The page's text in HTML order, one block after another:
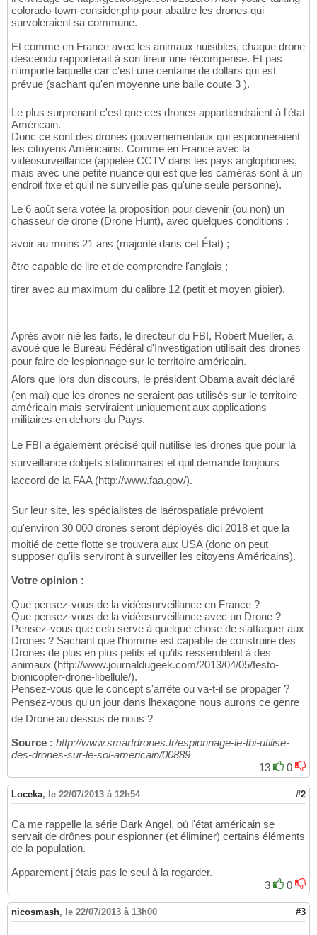
colorado-town-consider.php pour abattre les drones qui
survoleraient sa commune.
Et comme en France avec les animaux nuisibles, chaque drone
descendu rapporterait à son tireur une récompense. Et pas
n'importe laquelle car c'est une centaine de dollars qui est
prévue (sachant qu'en moyenne une balle coute 3 ).
Le plus surprenant c'est que ces drones appartiendraient à l'état
Américain.
Donc ce sont des drones gouvernementaux qui espionneraient
les citoyens Américains. Comme en France avec la
vidéosurveillance (appelée CCTV dans les pays anglophones,
mais avec une petite nuance qui est que les caméras sont à un
endroit fixe et qu'il ne surveille pas qu'une seule personne).
Le 6 août sera votée la proposition pour devenir (ou non) un
chasseur de drone (Drone Hunt), avec quelques conditions :
avoir au moins 21 ans (majorité dans cet État) ;
être capable de lire et de comprendre l'anglais ;
tirer avec au maximum du calibre 12 (petit et moyen gibier).
Après avoir nié les faits, le directeur du FBI, Robert Mueller, a
avoué que le Bureau Fédéral d'Investigation utilisait des drones
pour faire de lespionnage sur le territoire américain.
Alors que lors dun discours, le président Obama avait déclaré
(en mai) que les drones ne seraient pas utilisés sur le territoire
américain mais serviraient uniquement aux applications
militaires en dehors du Pays.
Le FBI a également précisé quil nutilise les drones que pour la
surveillance dobjets stationnaires et quil demande toujours
laccord de la FAA (http://www.faa.gov/).
Sur leur site, les spécialistes de laérospatiale prévoient
qu'environ 30 000 drones seront déployés dici 2018 et que la
moitié de cette flotte se trouvera aux USA (donc on peut
supposer qu'ils serviront à surveiller les citoyens Américains).
Votre opinion :
Que pensez-vous de la vidéosurveillance en France ?
Que pensez-vous de la vidéosurveillance avec un Drone ?
Pensez-vous que cela serve à quelque chose de s'attaquer aux
Drones ? Sachant que l'homme est capable de construire des
Drones de plus en plus petits et qu'ils ressemblent à des
animaux (http://www.journaldugeek.com/2013/04/05/festo-
bionicopter-drone-libellule/).
Pensez-vous que le concept s'arrête ou va-t-il se propager ?
Pensez-vous qu'un jour dans lhexagone nous aurons ce genre
de Drone au dessus de nous ?
Source : http://www.smartdrones.fr/espionnage-le-fbi-utilise-
des-drones-sur-le-sol-americain/00889
13
0
Loceka, le 22/07/2013 à 12h54 #2
Ca me rappelle la série Dark Angel, où l'état américain se
servait de drônes pour espionner (et éliminer) certains éléments
de la population.
Apparement j'étais pas le seul à la regarder.
3
0
nicosmash, le 22/07/2013 à 13h00 #3